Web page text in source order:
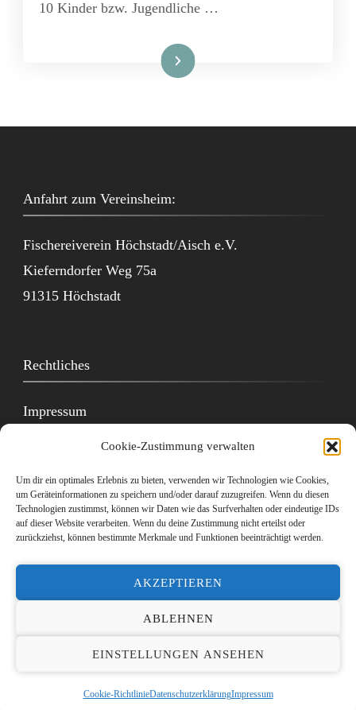
Cookie-Zustimmung verwalten
Um dir ein optimales Erlebnis zu bieten, verwenden wir Technologien wie Cookies,
um Geräteinformationen zu speichern und/oder darauf zuzugreifen. Wenn du diesen
Technologien zustimmst, können wir Daten wie das Surfverhalten oder eindeutige IDs
auf dieser Website verarbeiten. Wenn du deine Zustimmung nicht erteilst oder
zurückziehst, können bestimmte Merkmale und Funktionen beeinträchtigt werden.
AKZEPTIEREN
ABLEHNEN
EINSTELLUNGEN ANSEHEN
Cookie-RichtlinieDatenschutzerklärungImpressum
10 Kinder bzw. Jugendliche …
Weiterlesen
Anfahrt zum Vereinsheim:
Fischereiverein Höchstadt/Aisch e.V.
Kieferndorfer Weg 75a
91315 Höchstadt
Rechtliches
Impressum
Datenschutzerklärung
Cookie-Richtlinie (EU)
vorbehalten.
Vedic Spa | Entwickelt vonBlossom Themes. Präsentiert von
WordPress.Datenschutzerklärung